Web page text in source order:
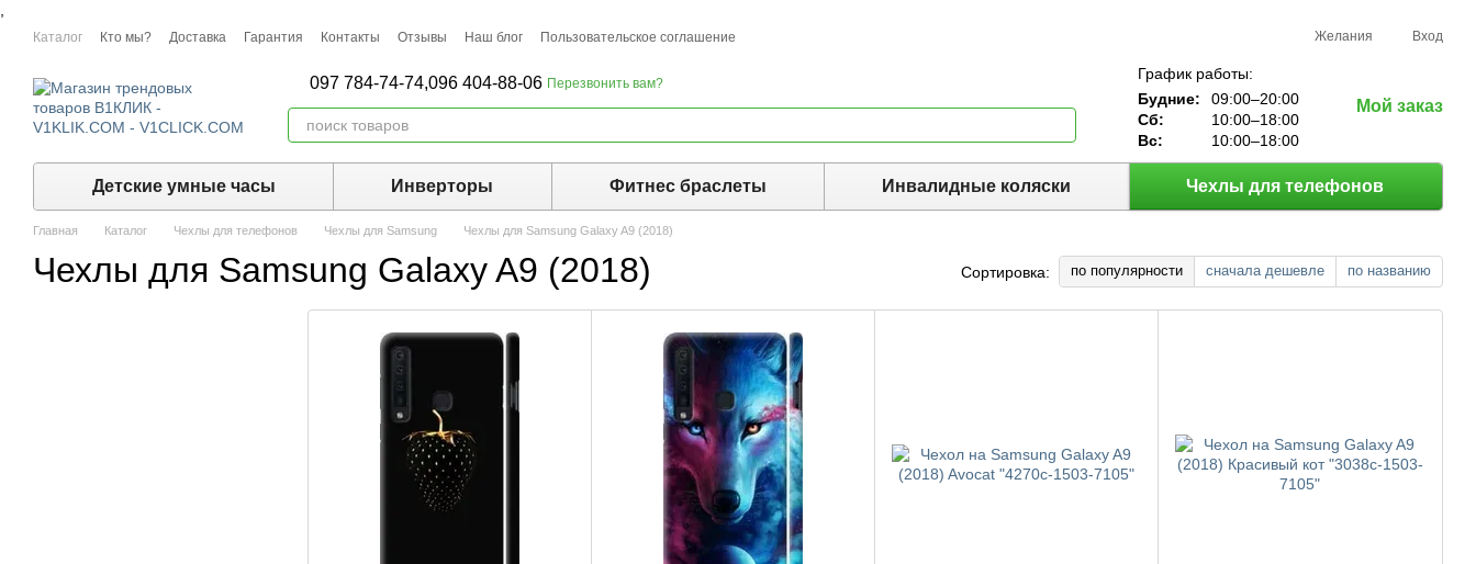
Перейти к основному контенту
Каталог Кто мы? Доставка Гарантия Контакты Отзывы Наш блог Пользовательское соглашение Желания Вход
097 784-74-74,096 404-88-06 Перезвонить вам?
График работы:
Будние:
09:00–20:00
Сб:
10:00–18:00
Вс:
10:00–18:00
Мой заказ
Детские умные часы Инверторы Фитнес браслеты Инвалидные коляски Чехлы для телефонов
Главная Каталог Чехлы для телефонов Чехлы для Samsung Чехлы для Samsung Galaxy A9 (2018)
Чехлы для Samsung Galaxy A9 (2018) Сортировка: по популярности сначала дешевле по названию